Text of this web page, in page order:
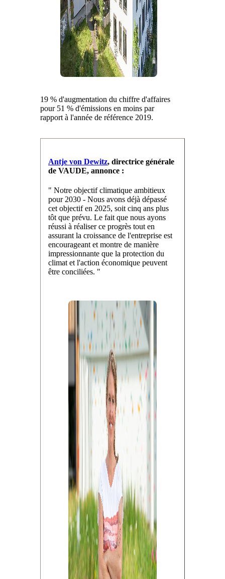
19 % d'augmentation du chiffre d'affaires
pour 51 % d'émissions en moins par
rapport à l'année de référence 2019.
Antje von Dewitz, directrice générale
de VAUDE, annonce :
" Notre objectif climatique ambitieux
pour 2030 - Nous avons déjà dépassé
cet objectif en 2025, soit cinq ans plus
tôt que prévu. Le fait que nous ayons
réussi à réaliser ce progrès tout en
assurant la croissance de l'entreprise est
encourageant et montre de manière
impressionnante que la protection du
climat et l'action économique peuvent
être conciliées. "